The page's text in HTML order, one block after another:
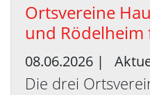
Orts­ver­ei­ne
und
08.06.2026 |
Die drei